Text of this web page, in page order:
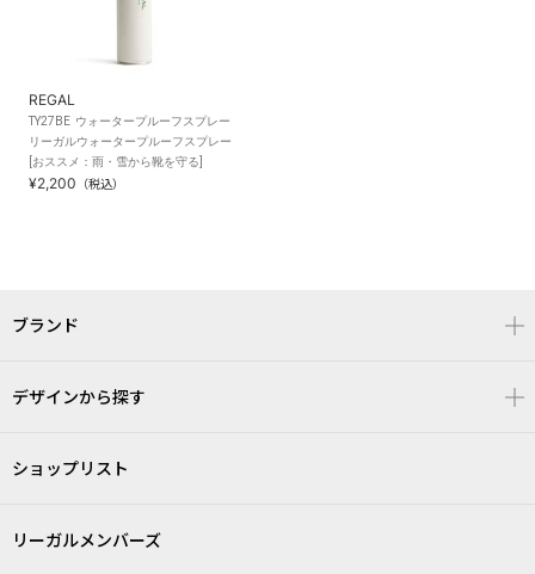
REGAL
TY27BE ウォータープルーフスプレー
リーガルウォータープルーフスプレー
[おススメ：雨・雪から靴を守る]
¥2,200 （税込）
ブランド
デザインから探す
ショップリスト
リーガルメンバーズ